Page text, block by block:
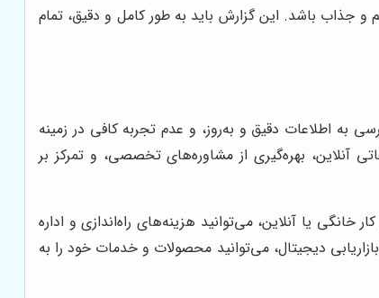
و جذاب باشد. این گزارش باید به طور کامل و دقیق، تمام
اطلاعات دقیق و به‌روز، و عدم تجربه کافی در زمینه
آنلاین، بهره‌گیری از مشاوره‌های تخصصی، و تمرکز بر
یا آنلاین، می‌توانید هزینه‌های راه‌اندازی و اداره
دیجیتال، می‌توانید محصولات و خدمات خود را به